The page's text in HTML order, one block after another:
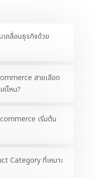
เคลื่อนธุรกิจด้วย
สายเลือด
ไหน?
เริ่มต้น
Category ที่เหมาะ